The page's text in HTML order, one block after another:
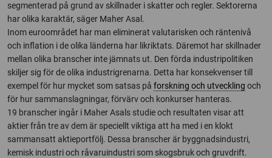
segmenterad på grund av skillnader i skatter och regler. Sektorerna
har olika karaktär, säger Maher Asal.
Inom euroområdet har man eliminerat valutarisken och räntenivå
och inflation i de olika länderna har likriktats. Däremot har skillnader
mellan olika branscher inte jämnats ut. Den förda industripolitiken
skiljer sig för de olika industrigrenarna. Detta har konsekvenser till
exempel för hur mycket som satsas på forskning och utveckling och
för hur sammanslagningar, förvärv och konkurser hanteras.
19 branscher ingår i Maher Asals studie och resultaten visar att
aktier från tre av dem är speciellt viktiga att ha med i en klokt
sammansatt aktieportfölj. Dessa branscher är byggnadsindustri,
kemisk industri och råvaruindustri som skogsbruk och gruvdrift.